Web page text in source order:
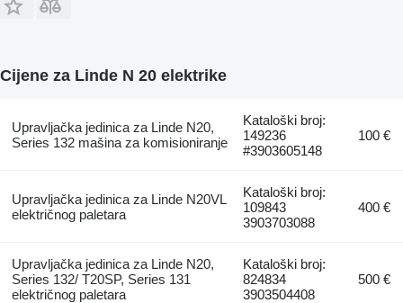
Cijene za Linde N 20 elektrike
Upravljačka jedinica za Linde N20,
Series 132 mašina za komisioniranje
Kataloški broj:
149236
#3903605148
100 €
Upravljačka jedinica za Linde N20VL
električnog paletara
Kataloški broj:
109843
3903703088
400 €
Upravljačka jedinica za Linde N20,
Series 132/ T20SP, Series 131
električnog paletara
Kataloški broj:
824834
3903504408
500 €